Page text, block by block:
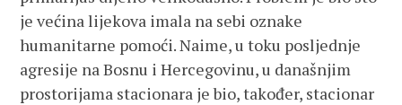
je većina lijekova imala na sebi oznake
humanitarne pomoći. Naime, u toku posljednje
agresije na Bosnu i Hercegovinu, u današnjim
prostorijama stacionara je bio, također, stacionar